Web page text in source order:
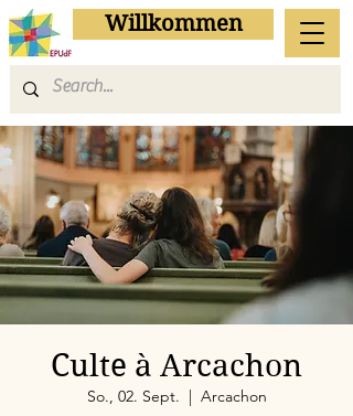
Willkommen
Culte à Arcachon
So., 02. Sept.
  |
Arcachon